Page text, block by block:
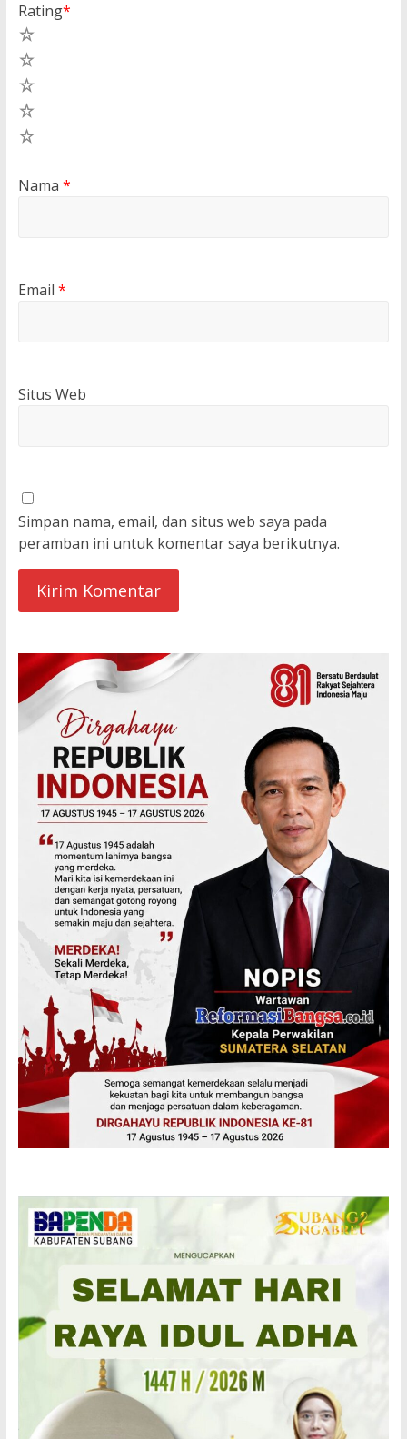
Rating*
Nama *
Email *
Situs Web
Simpan nama, email, dan situs web saya pada
peramban ini untuk komentar saya berikutnya.